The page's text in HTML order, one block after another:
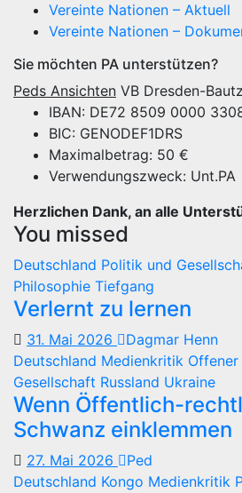
Vereinte Nationen – Aktuell
Vereinte Nationen –
Sie möchten PA unterstützen?
Peds Ansichten VB Dresden-
IBAN: DE72 8509 0000
BIC: GENODEF1DRS
Maximalbetrag: 50 €
Verwendungszweck: Unt.PA
Herzlichen Dank, an alle
You missed
Deutschland Politik und
Philosophie Tiefgang
Verlernt zu lernen
31. Mai 2026
Dagmar Henn
Deutschland Medienkritik
Gesellschaft Russland Ukraine
Wenn Öffentlich-
Schwanz einklemmen
27. Mai 2026
Ped
Deutschland Kongo Medienkritik